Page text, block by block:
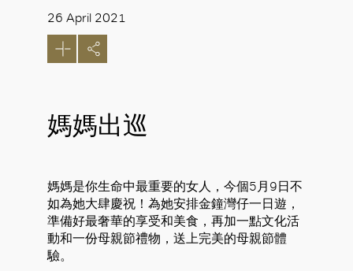
26 April 2021
媽媽出巡
媽媽是你生命中最重要的女人，今個5月9日不
如為她大肆慶祝！為她安排金鐘灣仔一日遊，
準備好最奢華的享受和美食，再加一點文化活
動和一份母親節禮物，送上完美的母親節體
驗。